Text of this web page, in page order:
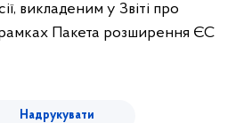
викладеним у Звіті про
Пакета розширення ЄС
Надрукувати